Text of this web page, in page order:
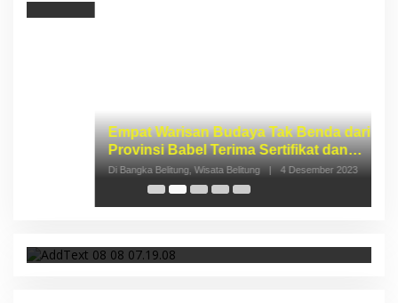
Empat Warisan Budaya Tak Benda dari
Provinsi Babel Terima Sertifikat dan
Penghargaan dari Menteri Pendidikan dan
Di Bangka Belitung, Wisata Belitung | 4 Desember 2023